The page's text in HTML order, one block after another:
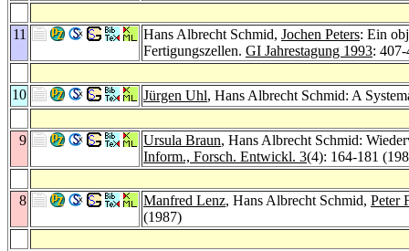
11 Hans Albrecht Schmid, Jochen Peters: Ein
Fertigungszellen. GI Jahrestagung 1993:
10 Jürgen Uhl, Hans Albrecht Schmid: A
9 Ursula Braun, Hans Albrecht Schmid:
Inform., Forsch. Entwickl. 3(4): 164-181
8 Manfred Lenz, Hans Albrecht Schmid, Peter
(1987)